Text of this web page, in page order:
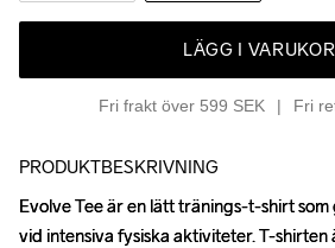
LÄGG I
Fri frakt över 599 SEK Fri
PRODUKTBESKRIVNING
Evolve Tee är en lätt tränings-t-shirt
vid intensiva fysiska aktiviteter. T-
Evolve Tee är en lätt tränings-t-shirt
vid intensiva fysiska aktiviteter. T-